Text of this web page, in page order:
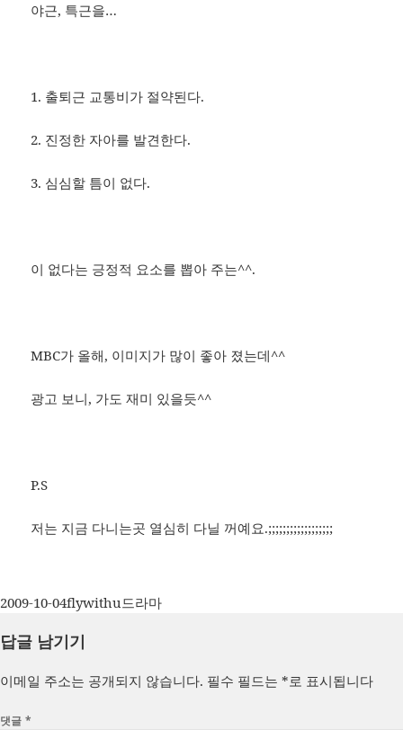
야근, 특근을…
1. 출퇴근 교통비가 절약된다.
2. 진정한 자아를 발견한다.
3. 심심할 틈이 없다.
이 없다는 긍정적 요소를 뽑아 주는^^.
MBC가 올해, 이미지가 많이 좋아 졌는데^^
광고 보니, 가도 재미 있을듯^^
P.S
저는 지금 다니는곳 열심히 다닐 꺼예요.;;;;;;;;;;;;;;;;;;
작
일
2009-10-04글
이
flywithu 카
드라마
답글 남기기
이메일 주소는 공개되지 않습니다. 필수 필드는 *로 표시됩니다
댓글*